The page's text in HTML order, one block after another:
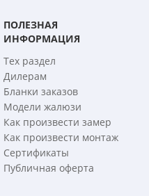
ПОЛЕЗНАЯ
ИНФОРМАЦИЯ
Тех раздел
Дилерам
Бланки заказов
Модели жалюзи
Как произвести замер
Как произвести монтаж
Сертификаты
Публичная оферта